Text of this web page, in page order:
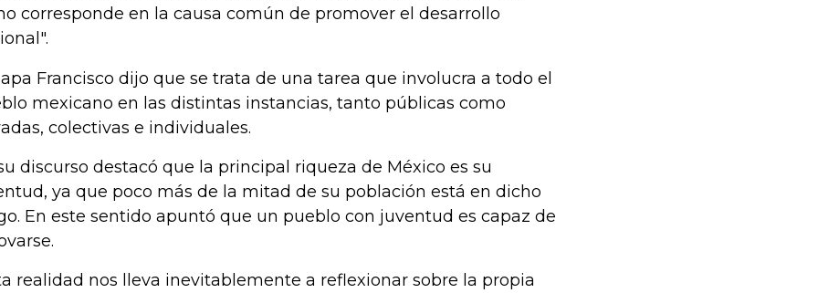
corresponde en la causa común de promover el desarrollo
Francisco dijo que se trata de una tarea que involucra a todo el
mexicano en las distintas instancias, tanto públicas como
colectivas e individuales.
discurso destacó que la principal riqueza de México es su
ya que poco más de la mitad de su población está en dicho
En este sentido apuntó que un pueblo con juventud es capaz de
realidad nos lleva inevitablemente a reflexionar sobre la propia